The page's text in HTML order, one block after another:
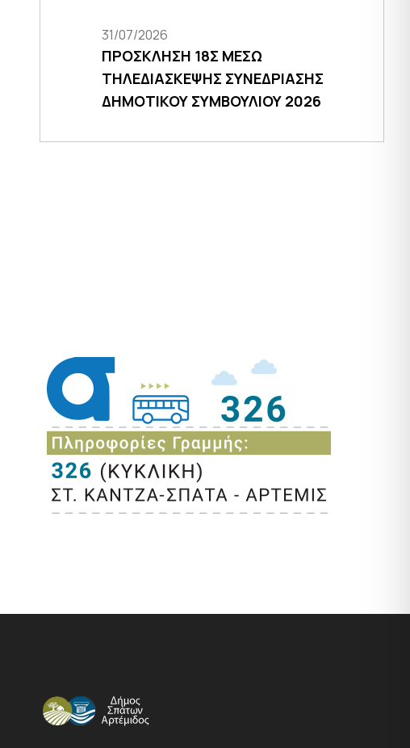
31/07/2026
ΠΡΟΣΚΛΗΣΗ 18Σ ΜΕΣΩ
ΤΗΛΕΔΙΑΣΚΕΨΗΣ ΣΥΝΕΔΡΙΑΣΗΣ
ΔΗΜΟΤΙΚΟΥ ΣΥΜΒΟΥΛΙΟΥ 2026